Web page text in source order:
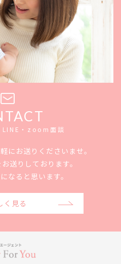
LINE・zoom面談
にお送りくださいませ。
送りしております。
なると思います。
く見る